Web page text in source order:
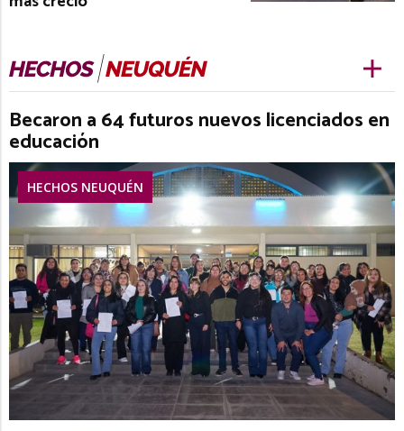
Becaron a 64 futuros nuevos licenciados en
educación
HECHOS NEUQUÉN